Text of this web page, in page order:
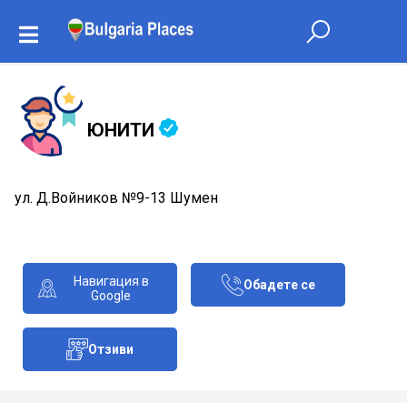
ЮНИТИ
ул. Д.Войников №9-13 Шумен
Навигация в
Google
Обадете се
Отзиви